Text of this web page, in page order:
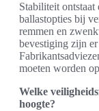
Stabiliteit ontstaat
ballastopties bij
remmen en
bevestiging zijn
moeten worden
Welke
hoogte?